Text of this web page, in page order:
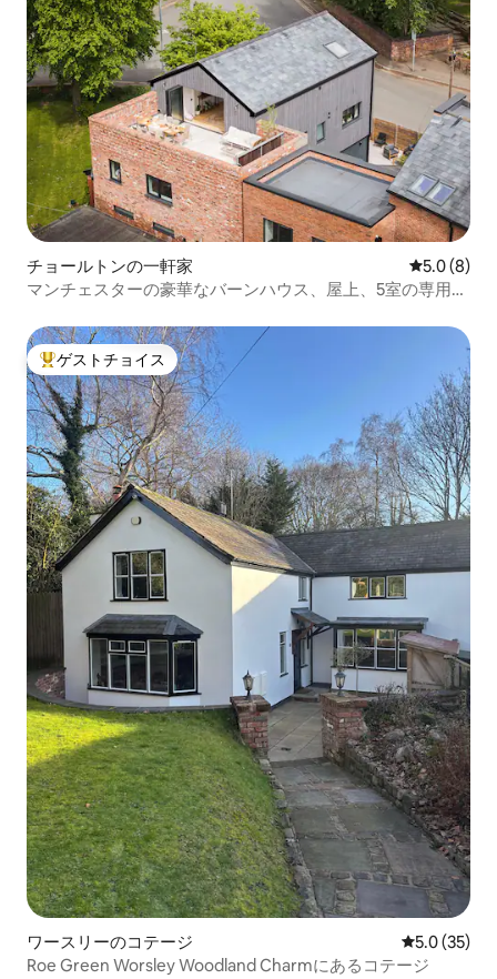
チョールトンの一軒家 レビュー8
5.0 (8)
マンチェスターの豪華なバーンハウス、屋上、5室の専用バ
大好評のゲストチョイスです。
ゲストチョイス
ワースリーのコテージ レビュー35
5.0 (35)
Roe Green Worsley Woodland Charmにあるコテージ